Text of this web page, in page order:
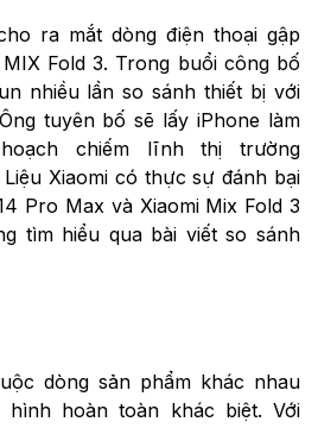
ra mắt dòng điện thoại gập
Fold 3. Trong buổi công bố
nhiều lần so sánh thiết bị với
tuyên bố sẽ lấy iPhone làm
chiếm lĩnh thị trường
Xiaomi có thực sự đánh bại
Pro Max và Xiaomi Mix Fold 3
tìm hiểu qua bài viết so sánh
dòng sản phẩm khác nhau
hình hoàn toàn khác biệt. Với